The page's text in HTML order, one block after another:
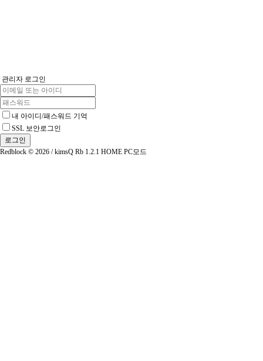
관리자 로그인
내 아이디/패스워드 기억
SSL 보안로그인
Redblock © 2026 / kimsQ Rb 1.2.1 HOME PC모드